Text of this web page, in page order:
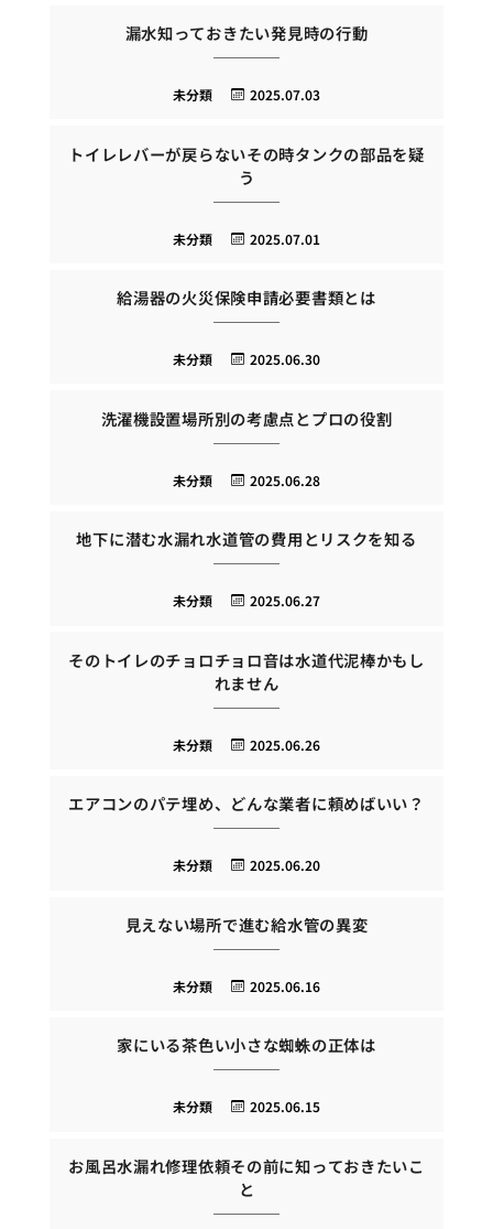
漏水知っておきたい発見時の行動
2025.07.03
未分類
トイレレバーが戻らないその時タンクの部品を疑
う
2025.07.01
未分類
給湯器の火災保険申請必要書類とは
2025.06.30
未分類
洗濯機設置場所別の考慮点とプロの役割
2025.06.28
未分類
地下に潜む水漏れ水道管の費用とリスクを知る
2025.06.27
未分類
そのトイレのチョロチョロ音は水道代泥棒かもし
れません
2025.06.26
未分類
エアコンのパテ埋め、どんな業者に頼めばいい？
2025.06.20
未分類
見えない場所で進む給水管の異変
2025.06.16
未分類
家にいる茶色い小さな蜘蛛の正体は
2025.06.15
未分類
お風呂水漏れ修理依頼その前に知っておきたいこ
と